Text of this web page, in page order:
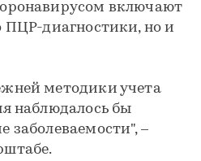
включают
ПЦР-диагностики, но и
методики учета
наблюдалось бы
заболеваемости", –